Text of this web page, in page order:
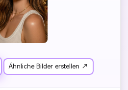
Ähnliche Bilder erstellen ↗